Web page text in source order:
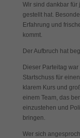
Wir sind dankbar für
gestellt hat.
Erfahrung und
kommt.
Der Aufbruch hat
Dieser Parteitag
Startschuss für
klarem Kurs und
einem Team, das
einzustehen und
bringen.
Wer sich
mehr.